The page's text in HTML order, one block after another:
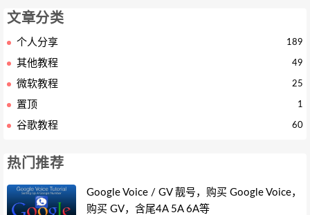
文章分类
个人分享 189
其他教程 49
微软教程 25
置顶 1
谷歌教程 60
热门推荐
Google Voice / GV 靓号，购买 Google Voice，
购买 GV，含尾4A 5A 6A等